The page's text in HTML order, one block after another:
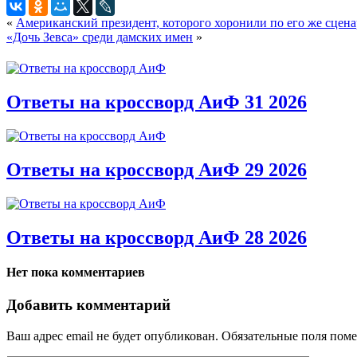
« Американский президент, которого хоронили по его же
«Дочь Зевса» среди дамских имен »
Ответы на кроссворд АиФ 31 2026
Ответы на кроссворд АиФ 29 2026
Ответы на кроссворд АиФ 28 2026
Нет пока комментариев
Добавить комментарий
Ваш адрес email не будет опубликован. Обязательные поля